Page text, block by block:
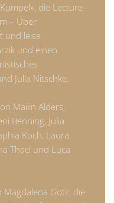
die Lecture-
– Über
und leise
und einen
Julia Nitschke.
Mailin Alders,
Benning, Julia
Koch, Laura
Thaci und Luca
Götz, die